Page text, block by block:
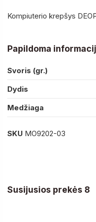
Kompiuterio krepšys
Papildoma
Svoris (gr.)
Dydis
Medžiaga
SKU MO9202-03
Susijusios prekės 8